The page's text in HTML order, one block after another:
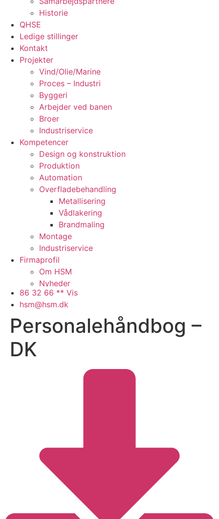
Historie
QHSE
Ledige stillinger
Kontakt
Projekter
Vind/Olie/Marine
Proces – Industri
Byggeri
Arbejder ved banen
Broer
Industriservice
Kompetencer
Design og konstruktion
Produktion
Automation
Overfladebehandling
Metallisering
Vådlakering
Brandmaling
Montage
Industriservice
Firmaprofil
Om HSM
Nyheder
Presse
Arbejdspladsen
Samarbejdspartnere
QHSE
86 32 66 ** Vis
hsm@hsm.dk
Personalehåndbog –
DK